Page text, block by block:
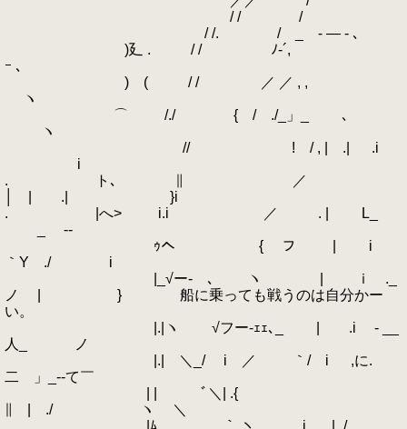
/ / /
/ /. / _ - ― - ､
)廴 . / / ﾉ-´,
ｰ ､
) ( / / ／ ／ , ,
ヽ
⌒ /./ { / ./_」_ ､
ヽ
// ! / , | .| .i
i
. ト､ ∥ ／
│ | .| }i
. |へ> i.i ／ . | L_
_ --
ｩへ { フ | i
｀Y ./ i
|_√ー- ､ ヽ | ｉ ._
ノ | } 船に乗っても戦うのは自分かー
い。
|.|ヽ √フー-ｪｪ､_ | .i - __
人_ ノ
|.| ＼_/ i ／ ｀/ i ,に.
二 」_--て￣
| | ﾞ＼| .{
∥ | ./ ヽ ＼
|ﾑ. ｀ ヽ i .|_/